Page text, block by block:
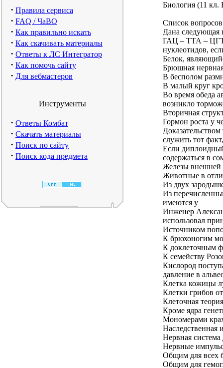
· Правила сервиса
· FAQ / ЧаВО
· Как правильно искать
· Как скачивать материалы
· Ответы к ЛС Интегратор
· Как помочь сайту
· Для вебмастеров
Инструменты
· Ответы Комбат
· Скачать материалы
· Поиск по сайту
· Поиск кода предмета
Биология (11
Список вопросов
Дана следующая
ГАЦ – ТТА – ЦГТ
нуклеотидов,
Белок,
Брюшная
В бесполом
В малый круг
Во время обеда
возникло
Вторичная
Гормон роста у
служить тот
Если
содержаться в
Железы внешней
Животные в
Из двух
Из
имеются у
Инженер
использовал
Источником
К брюхоногим
К доклеточным
К семейству
Кислород
давление в
Клетка кожицы
Клетки грибов
Клеточная
Кроме ядра
Мономерами
Наследственная
Нервная
Нервные
Общим для всех
Общим для